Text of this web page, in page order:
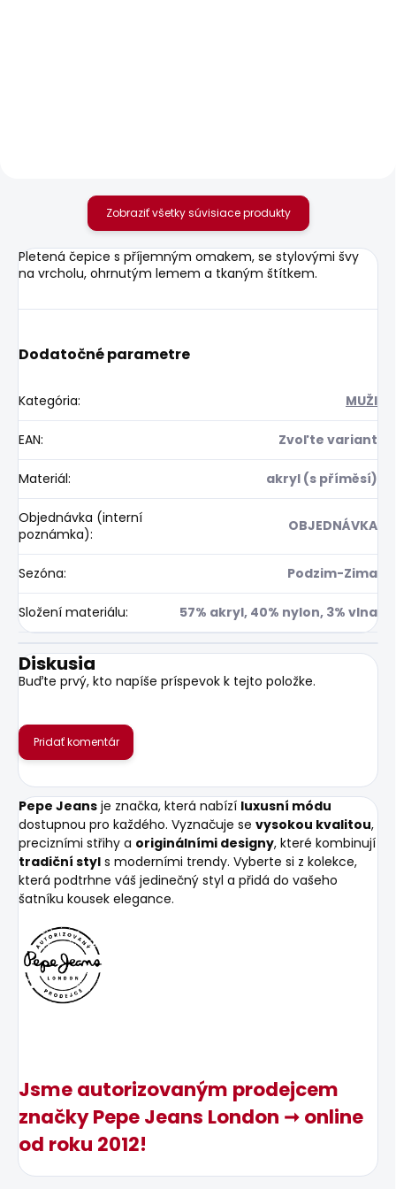
Zobraziť všetky súvisiace produkty
Pletená čepice s příjemným omakem, se stylovými švy
na vrcholu, ohrnutým lemem a tkaným štítkem.
Dodatočné parametre
Kategória: MUŽI
EAN: Zvoľte variant
Materiál: akryl (s příměsí)
Objednávka (interní
poznámka): OBJEDNÁVKA
Sezóna: Podzim-Zima
Složení materiálu: 57% akryl, 40% nylon, 3% vlna
Diskusia
Buďte prvý, kto napíše príspevok k tejto položke.
Pridať komentár
Pepe Jeans je značka, která nabízí luxusní módu
dostupnou pro každého. Vyznačuje se vysokou kvalitou,
precizními střihy a originálními designy, které kombinují
tradiční styl s moderními trendy. Vyberte si z kolekce,
která podtrhne váš jedinečný styl a přidá do vašeho
šatníku kousek elegance.
Jsme autorizovaným prodejcem
značky Pepe Jeans London ➞ online
od roku 2012!